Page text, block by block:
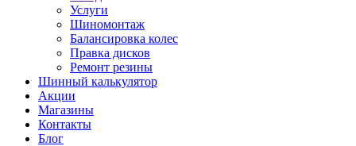
Услуги
Шиномонтаж
Балансировка колес
Правка дисков
Ремонт резины
Шинный калькулятор
Акции
Магазины
Контакты
Блог